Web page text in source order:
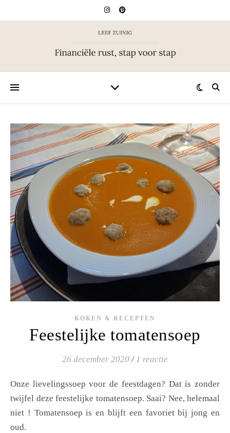
KOKEN & RECEPTEN
Feestelijke tomatensoep
26 december 2020 / 1 reactie
Onze lievelingssoep voor de feestdagen? Dat is zonder
twijfel deze feestelijke tomatensoep. Saai? Nee, helemaal
niet ! Tomatensoep is en blijft een favoriet bij jong en
oud.